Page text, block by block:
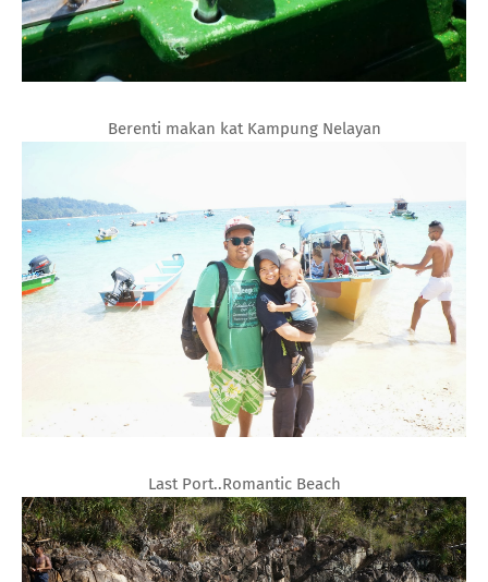
Berenti makan kat Kampung Nelayan
Last Port..Romantic Beach